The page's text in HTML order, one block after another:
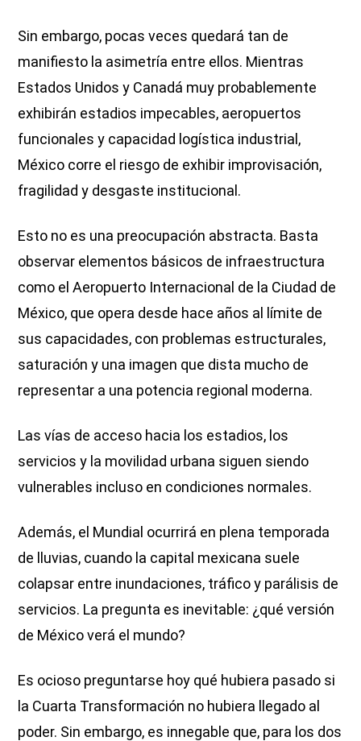
Sin embargo, pocas veces quedará tan de
manifiesto la asimetría entre ellos. Mientras
Estados Unidos y Canadá muy probablemente
exhibirán estadios impecables, aeropuertos
funcionales y capacidad logística industrial,
México corre el riesgo de exhibir improvisación,
fragilidad y desgaste institucional.
Esto no es una preocupación abstracta. Basta
observar elementos básicos de infraestructura
como el Aeropuerto Internacional de la Ciudad de
México, que opera desde hace años al límite de
sus capacidades, con problemas estructurales,
saturación y una imagen que dista mucho de
representar a una potencia regional moderna.
Las vías de acceso hacia los estadios, los
servicios y la movilidad urbana siguen siendo
vulnerables incluso en condiciones normales.
Además, el Mundial ocurrirá en plena temporada
de lluvias, cuando la capital mexicana suele
colapsar entre inundaciones, tráfico y parálisis de
servicios. La pregunta es inevitable: ¿qué versión
de México verá el mundo?
Es ocioso preguntarse hoy qué hubiera pasado si
la Cuarta Transformación no hubiera llegado al
poder. Sin embargo, es innegable que, para los dos